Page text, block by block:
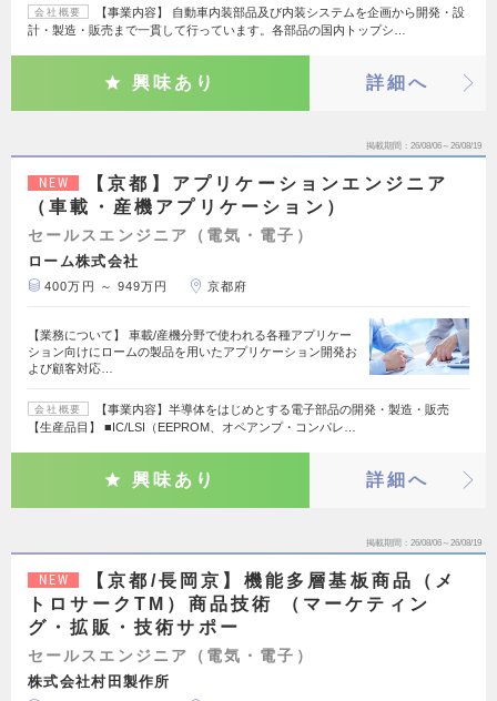
会社概要
【事業内容】 自動車内装部品及び内装システムを企画から開発・設
計・製造・販売まで一貫して行っています。各部品の国内トップシ…
興味あり 詳細へ
掲載期間 26/08/06～26/08/19
NEW
【京都】アプリケーションエンジニア
（車載・産機アプリケーション）
セールスエンジニア（電気・電子）
ローム株式会社
400万円 ～ 949万円 京都府
【業務について】 車載/産機分野で使われる各種アプリケー
ション向けにロームの製品を用いたアプリケーション開発お
よび顧客対応…
会社概要
【事業内容】半導体をはじめとする電子部品の開発・製造・販売
【生産品目】 ■IC/LSI（EEPROM、オペアンプ・コンパレ…
興味あり 詳細へ
掲載期間 26/08/06～26/08/19
NEW
【京都/長岡京】機能多層基板商品（メ
トロサークTM）商品技術 （マーケティン
グ・拡販・技術サポー
セールスエンジニア（電気・電子）
株式会社村田製作所